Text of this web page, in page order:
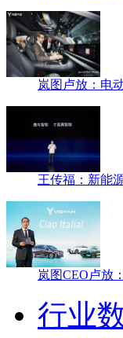
岚图卢放：电
王传福：新能
岚图CEO卢放
行业